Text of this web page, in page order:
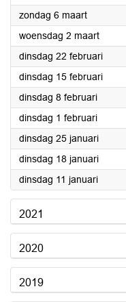
zondag 6 maart2022
woensdag 2 maart2022
dinsdag 22 februari2022
dinsdag 15 februari2022
dinsdag 8 februari2022
dinsdag 1 februari2022
dinsdag 25 januari2022
dinsdag 18 januari2022
dinsdag 11 januari2022
2021
2020
2019